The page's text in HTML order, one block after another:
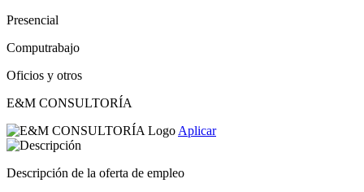
Presencial
Computrabajo
Oficios y otros
E&M CONSULTORÍA
Aplicar
Descripción de la oferta de empleo